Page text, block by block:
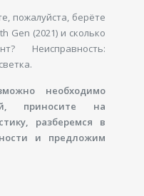
пожалуйста, берёте
Gen (2021) и сколько
Неисправность:
необходимо
приносите на
разберемся в
и предложим